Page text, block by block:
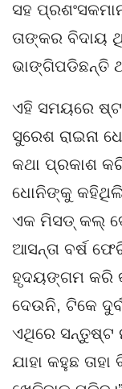
ସହ
ତାଙ୍କର ବିଦାୟ
ଭାଙ୍ଗିପଡିଛନ୍ତି
ଏହି ସମୟରେ
ସୁରେଶ ରାଇନା
କଥା ପ୍ରକାଶ
ଧୋନିଙ୍କୁ
ଏକ ମିସଡ୍ କଲ୍
ଆସନ୍ତା ବର୍ଷ
ହୃଦୟଙ୍ଗମ କରି
ଦେଉନି, ଟିକେ
ଏଥିରେ ସନ୍ତୁଷ୍ଟ
ଯାହା କହୁଛ